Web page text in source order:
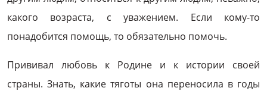
какого возраста, с уважением. Если кому-то
понадобится помощь, то обязательно помочь.
Прививал любовь к Родине и к истории своей
страны. Знать, какие тяготы она переносила в годы